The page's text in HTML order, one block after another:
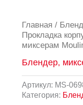
Главная /
Прокладка
миксерам
Блендер,
Артикул: MS-
Категория: